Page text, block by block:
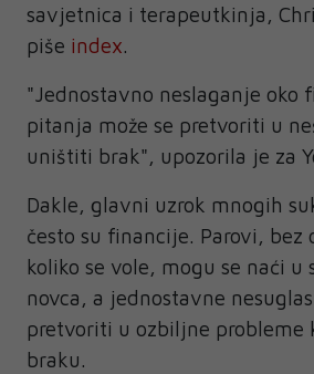
savjetnica i terapeutkinja,
piše index.
"Jednostavno neslaganje oko
pitanja može se pretvoriti u
uništiti brak", upozorila je za
Dakle, glavni uzrok mnogih
često su financije. Parovi, bez
koliko se vole, mogu se naći u
novca, a jednostavne
pretvoriti u ozbiljne probleme
braku.